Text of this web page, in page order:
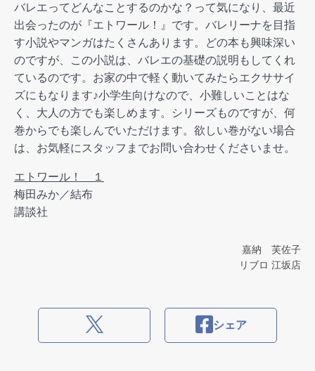
バレエってどんなことするのかな？って気になり、最近
出会ったのが『エトワール！』です。バレリーナを目指
す小説やマンガはたくさんあります。どの本も興味深い
のですが、この小説は、バレエの基礎の説明もしてくれ
ているのです。お家の中で軽く動いてみたらエクササイ
ズにもなります♪小学生向けなので、小難しいことはな
く、大人の方でも楽しめます。シリーズものですが、何
巻からでも楽しんでいただけます。欲しい巻がない場合
は、お気軽にスタッフまでお問い合わせくださいませ。
エトワール！ １
梅田みか／結布
講談社
嘉納 芙佐子
リブロ 江坂店
シェア